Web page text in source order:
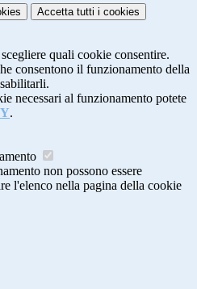
Accetta tutti i cookies
quali cookie consentire.
consentono il funzionamento della
necessari al funzionamento potete
.
non possono essere
l'elenco nella pagina della cookie